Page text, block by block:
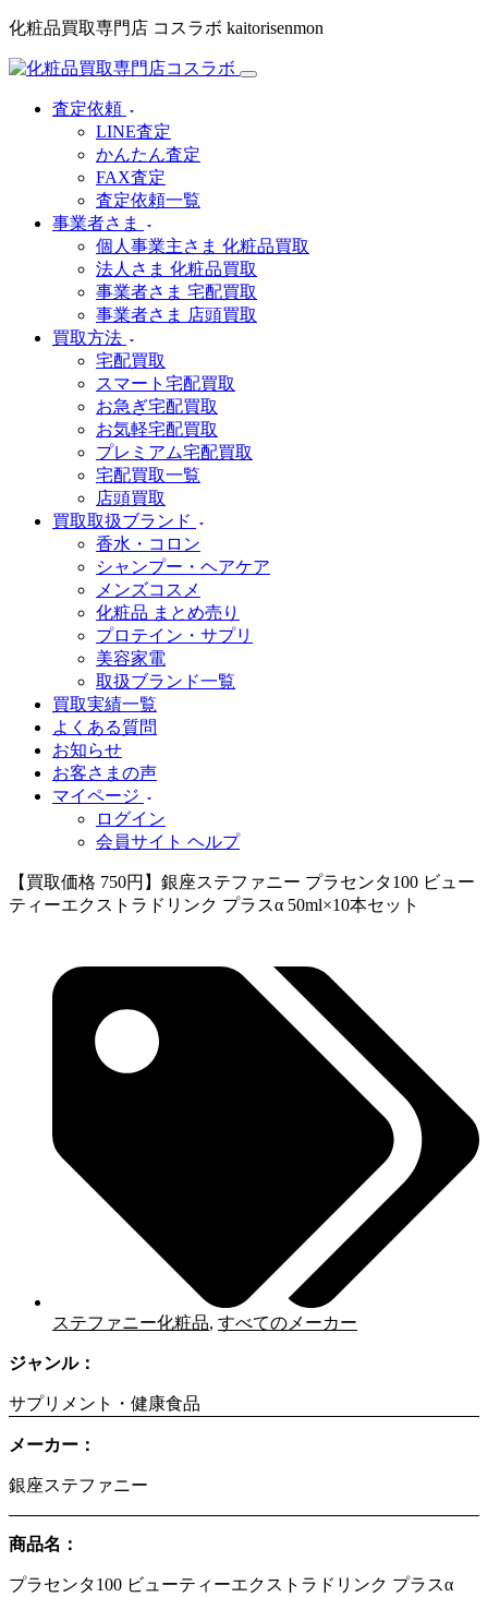
化粧品買取専門店 コスラボ kaitorisenmon
査定依頼
LINE査定
かんたん査定
FAX査定
査定依頼一覧
事業者さま
個人事業主さま 化粧品買取
法人さま 化粧品買取
事業者さま 宅配買取
事業者さま 店頭買取
買取方法
宅配買取
スマート宅配買取
お急ぎ宅配買取
お気軽宅配買取
プレミアム宅配買取
宅配買取一覧
店頭買取
買取取扱ブランド
香水・コロン
シャンプー・ヘアケア
メンズコスメ
化粧品 まとめ売り
プロテイン・サプリ
美容家電
取扱ブランド一覧
買取実績一覧
よくある質問
お知らせ
お客さまの声
マイページ
ログイン
会員サイト ヘルプ
【買取価格 750円】銀座ステファニー プラセンタ100 ビュー
ティーエクストラドリンク プラスα 50ml×10本セット
ステファニー化粧品, すべてのメーカー
ジャンル：
サプリメント・健康食品
メーカー：
銀座ステファニー
商品名：
プラセンタ100 ビューティーエクストラドリンク プラスα